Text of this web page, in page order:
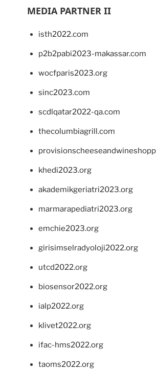
MEDIA PARTNER II
isth2022.com
p2b2pabi2023-makassar.com
wocfparis2023.org
sinc2023.com
scdlqatar2022-qa.com
thecolumbiagrill.com
khedi2023.org
akademikgeriatri2023.org
marmarapediatri2023.org
emchie2023.org
girisimselradyoloji2022.org
utcd2022.org
biosensor2022.org
ialp2022.org
klivet2022.org
ifac-hms2022.org
taoms2022.org